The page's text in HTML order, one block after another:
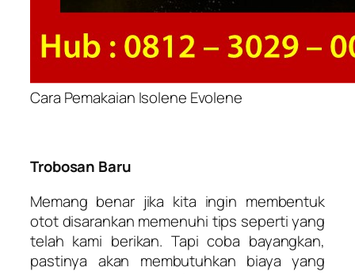
Cara Pemakaian Isolene Evolene
Trobosan Baru
Memang benar jika kita ingin membentuk
otot disarankan memenuhi tips seperti yang
telah kami berikan. Tapi coba bayangkan,
pastinya akan membutuhkan biaya yang